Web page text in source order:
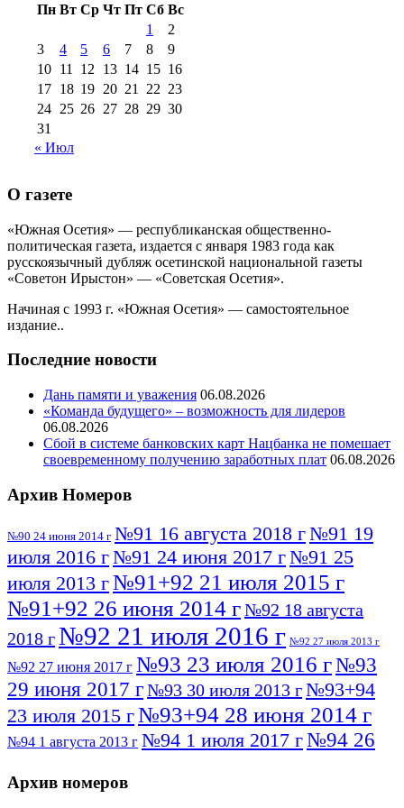
августа 2012 г(11)
августа 2013 г
(12)
Пн Вт Ср Чт Пт Сб Вс
1
2
3
4 5 6 7 8
9
10 11 12 13 14 15 16
17 18 19 20 21 22 23
24 25 26 27 28 29 30
31
« Июл
О газете
«Южная Осетия» — республиканская общественно-
политическая газета, издается с января 1983 года как
русскоязычный дубляж осетинской национальной газеты
«Советон Ирыстон» — «Советская Осетия».
Начиная с 1993 г. «Южная Осетия» — самостоятельное
издание..
Последние новости
Дань памяти и уважения 06.08.2026
«Команда будущего» – возможность для лидеров
06.08.2026
Сбой в системе банковских карт Нацбанка не помешает
своевременному получению заработных плат 06.08.2026
Архив Номеров
№90 24 июня 2014 г №91 16 августа 2018 г№91 19
июля 2016 г№91 24 июня 2017 г№91 25
июля 2013 г№91+92 21 июля 2015 г
№91+92 26 июня 2014 г№92 18 августа
2018 г№92 21 июля 2016 г №92 27 июля 2013 г
№92 27 июня 2017 г №93 23 июля 2016 г№93
29 июня 2017 г№93 30 июля 2013 г№93+94
23 июля 2015 г№93+94 28 июня 2014 г
№94 1 августа 2013 г №94 1 июля 2017 г№94 26
№95 7 августа 2012 г
Архив номеров